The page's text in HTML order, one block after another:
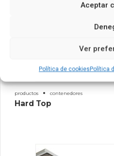
Aceptar
Ver
Política de cookiesPolítica
productos contenedores
Hard Top